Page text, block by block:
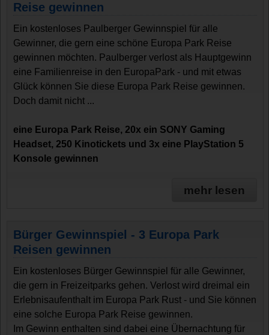
Reise gewinnen
Ein kostenloses Paulberger Gewinnspiel für alle
Gewinner, die gern eine schöne Europa Park Reise
gewinnen möchten. Paulberger verlost als Hauptgewinn
eine Familienreise in den EuropaPark - und mit etwas
Glück können Sie diese Europa Park Reise gewinnen.
Doch damit nicht ...
eine Europa Park Reise, 20x ein SONY Gaming
Headset, 250 Kinotickets und 3x eine PlayStation 5
Konsole gewinnen
mehr lesen
Bürger Gewinnspiel - 3 Europa Park
Reisen gewinnen
Ein kostenloses Bürger Gewinnspiel für alle Gewinner,
die gern in Freizeitparks gehen. Verlost wird dreimal ein
Erlebnisaufenthalt im Europa Park Rust - und Sie können
eine solche Europa Park Reise gewinnen.
Im Gewinn enthalten sind dabei eine Übernachtung für